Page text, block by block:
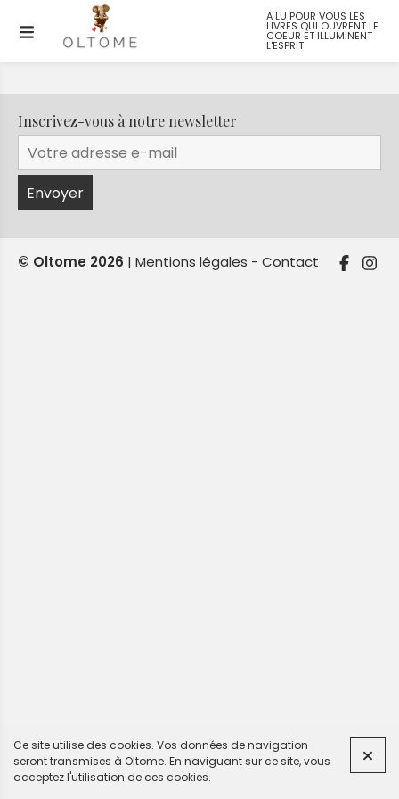
A LU POUR VOUS LES
LIVRES QUI OUVRENT LE
COEUR ET ILLUMINENT
L'ESPRIT
Inscrivez-vous à notre newsletter
© Oltome 2026 | Mentions légales Contact
Ce site utilise des cookies. Vos données de navigation
seront transmises à Oltome. En naviguant sur ce site, vous
acceptez l'utilisation de ces cookies.